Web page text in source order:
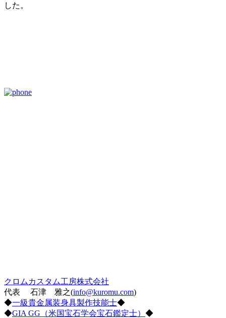
した。
クロムカスタム工房株式会社
代表 石津 雅之(info@kuromu.com)
◆一級貴金属装身具製作技能士◆
◆GIA GG（米国宝石学会宝石鑑定士） ◆